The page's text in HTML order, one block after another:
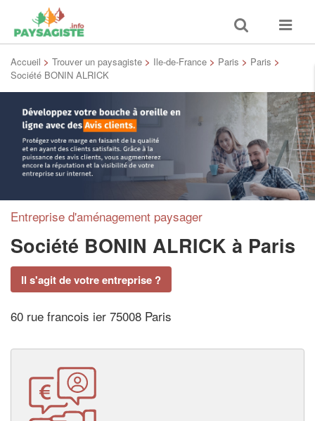
Toggle
search
Toggle
Accueil > Trouver un paysagiste > Ile-de-France > Paris > Paris >
Société BONIN ALRICK
Entreprise d'aménagement paysager
Société BONIN ALRICK à Paris
Il s'agit de votre entreprise ?
60 rue francois ier 75008 Paris